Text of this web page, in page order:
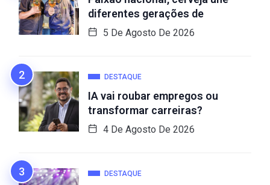
diferentes gerações de
5 De Agosto De 2026
DESTAQUE
IA vai roubar empregos ou
transformar carreiras?
4 De Agosto De 2026
DESTAQUE